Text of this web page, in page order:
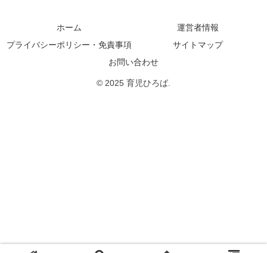
ホーム
運営者情報
プライバシーポリシー・免責事項
サイトマップ
お問い合わせ
© 2025 育児ひろば.